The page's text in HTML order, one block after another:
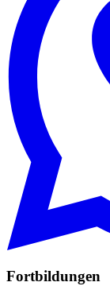
Fortbildungen